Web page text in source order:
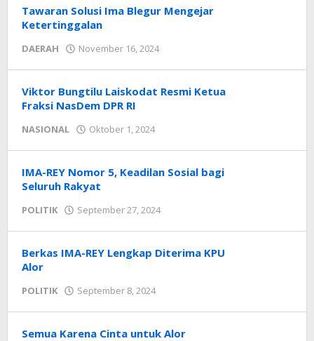
Tawaran Solusi Ima Blegur Mengejar
Ketertinggalan
DAERAH November 16, 2024
NTT
Viktor Bungtilu Laiskodat Resmi Ketua
Fraksi NasDem DPR RI
NASIONAL Oktober 1, 2024
NTT
IMA-REY Nomor 5, Keadilan Sosial bagi
Seluruh Rakyat
POLITIK September 27, 2024
NTT
Berkas IMA-REY Lengkap Diterima KPU
Alor
POLITIK September 8, 2024
NTT
Semua Karena Cinta untuk Alor